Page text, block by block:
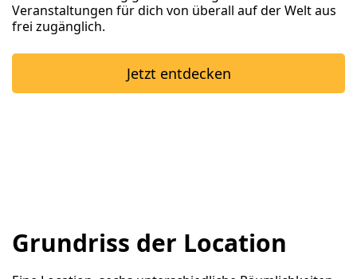
Veranstaltungen für dich von überall auf der Welt aus
frei zugänglich.
Jetzt entdecken
Grundriss der Location